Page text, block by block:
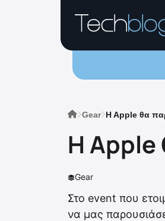
Gear H Apple θα
H Apple
Gear
Στο event που
να μας